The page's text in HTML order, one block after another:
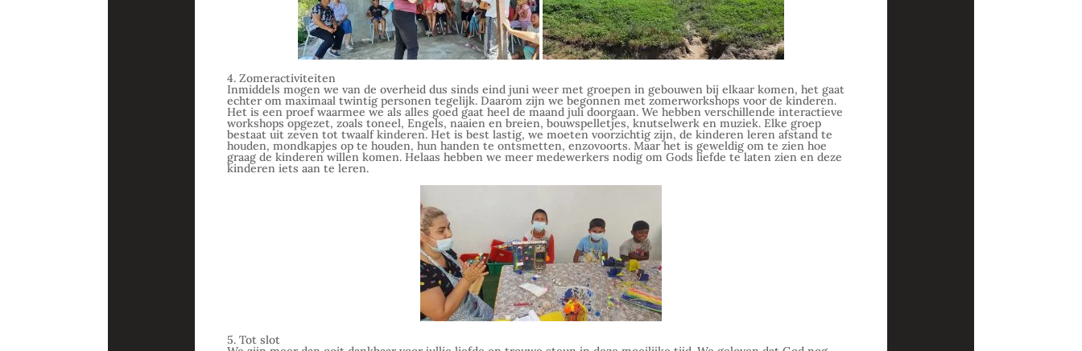
4. Zomeractiviteiten
Inmiddels mogen we van de overheid dus sinds eind juni weer met groepen in gebouwen bij elkaar komen, het gaat
echter om maximaal twintig personen tegelijk. Daarom zijn we begonnen met zomerworkshops voor de kinderen.
Het is een proef waarmee we als alles goed gaat heel de maand juli doorgaan. We hebben verschillende interactieve
workshops opgezet, zoals toneel, Engels, naaien en breien, bouwspelletjes, knutselwerk en muziek. Elke groep
bestaat uit zeven tot twaalf kinderen. Het is best lastig, we moeten voorzichtig zijn, de kinderen leren afstand te
houden, mondkapjes op te houden, hun handen te ontsmetten, enzovoorts. Maar het is geweldig om te zien hoe
graag de kinderen willen komen. Helaas hebben we meer medewerkers nodig om Gods liefde te laten zien en deze
kinderen iets aan te leren.
5. Tot slot